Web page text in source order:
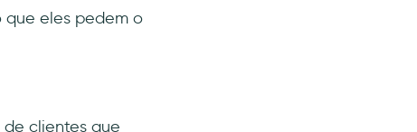
que eles pedem o
clientes que